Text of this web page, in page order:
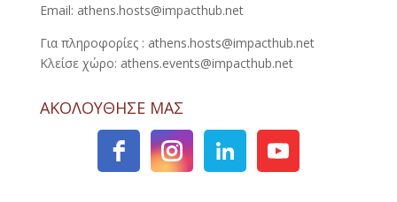
Email: athens.hosts@impacthub.net
Για πληροφορίες : athens.hosts@impacthub.net
Κλείσε χώρο: athens.events@impacthub.net
ΑΚΟΛΟΥΘΗΣΕ ΜΑΣ